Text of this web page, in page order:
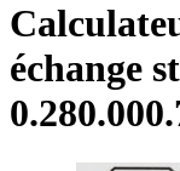
échange